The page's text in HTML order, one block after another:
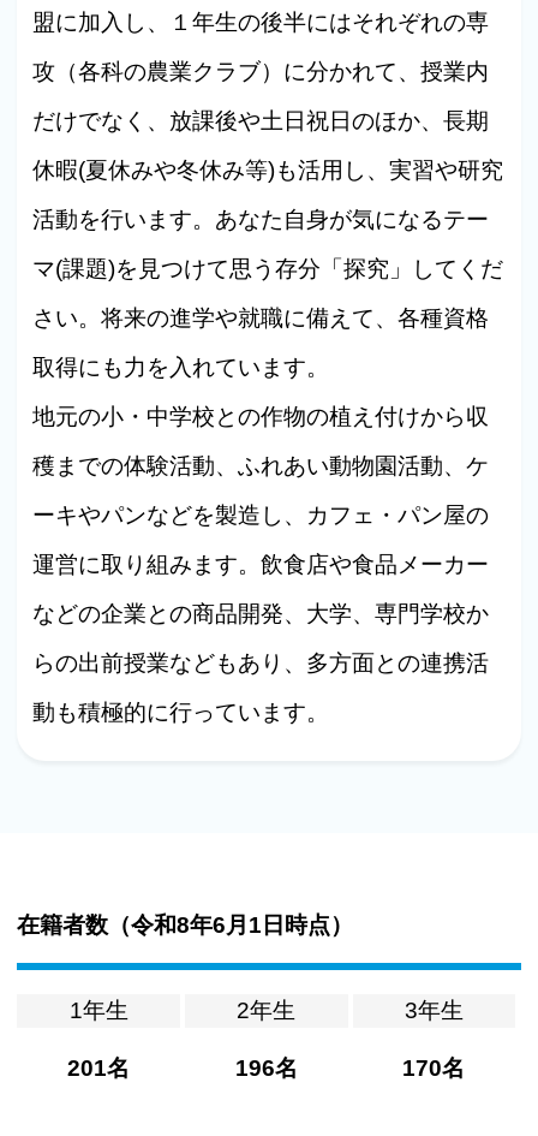
盟に加入し、１年生の後半にはそれぞれの専
攻（各科の農業クラブ）に分かれて、授業内
だけでなく、放課後や土日祝日のほか、長期
休暇(夏休みや冬休み等)も活用し、実習や研究
活動を行います。あなた自身が気になるテー
マ(課題)を見つけて思う存分「探究」してくだ
さい。将来の進学や就職に備えて、各種資格
取得にも力を入れています。
地元の小・中学校との作物の植え付けから収
穫までの体験活動、ふれあい動物園活動、ケ
ーキやパンなどを製造し、カフェ・パン屋の
運営に取り組みます。飲食店や食品メーカー
などの企業との商品開発、大学、専門学校か
らの出前授業などもあり、多方面との連携活
動も積極的に行っています。
在籍者数（令和8年6月1日時点）
1年生
201名
2年生
196名
3年生
170名